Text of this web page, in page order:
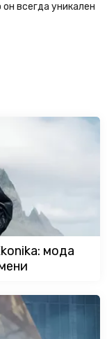
всегда уникален
мода